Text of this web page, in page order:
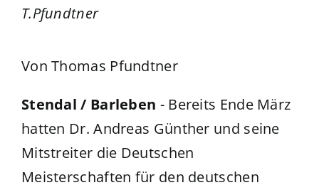
T.Pfundtner
Von Thomas Pfundtner
Stendal / Barleben - Bereits Ende März
hatten Dr. Andreas Günther und seine
Mitstreiter die Deutschen
Meisterschaften für den deutschen